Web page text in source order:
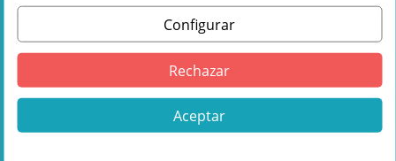
Navegador inteligente
👉 Ver más productosOptomade la
Proyectores de Video
Configurar
Rechazar
Aceptar